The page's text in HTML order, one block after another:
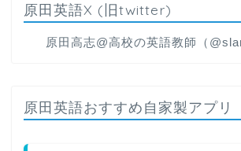
原田英語X (旧twitter)
原田高志@高校の英語教師（
原田英語おすすめ自家製アプリ